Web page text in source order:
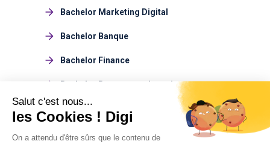
Bachelor Marketing Digital
Bachelor Banque
Bachelor Finance
Bachelor Ressources humaines
Bachelor Management du sport